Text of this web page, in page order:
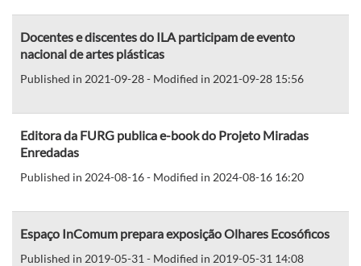
Docentes e discentes do ILA participam de evento
nacional de artes plásticas
Published in 2021-09-28 - Modified in 2021-09-28 15:56
Editora da FURG publica e-book do Projeto Miradas
Enredadas
Published in 2024-08-16 - Modified in 2024-08-16 16:20
Espaço InComum prepara exposição Olhares Ecosóficos
Published in 2019-05-31 - Modified in 2019-05-31 14:08